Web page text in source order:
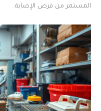
المستمر من فرص الإصابة.